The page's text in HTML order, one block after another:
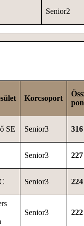
Senior2
Korcsoport
SE Senior3 316
Senior3 227
Senior3 224
Senior3 222